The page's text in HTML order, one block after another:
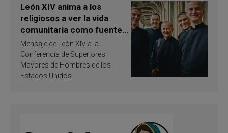
León XIV anima a los
religiosos a ver la vida
comunitaria como fuente
de inspiración y
santificación
Mensaje de León XIV a la
Conferencia de Superiores
Mayores de Hombres de los
Estados Unidos